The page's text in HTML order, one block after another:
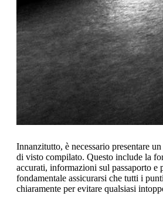
Innanzitutto, è necessario presentare
di visto compilato. Questo include la
accurati, informazioni sul passaporto e
fondamentale assicurarsi che tutti i
chiaramente per evitare qualsiasi